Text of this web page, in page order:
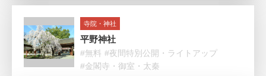
寺院・神社
平野神社
#無料 #夜間特別公開・ライトアップ
#金閣寺・御室・太秦